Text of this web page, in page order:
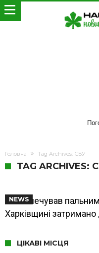
Головна Tag Archives: СБУ
TAG ARCHIVES:
NEWS
Забезпечував
Харківщині
ЦІКАВІ МІСЦЯ